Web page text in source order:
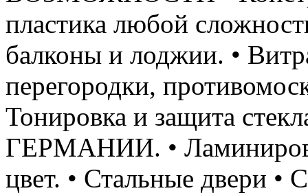
пластика любой
балконы и лоджии. •
перегородки,
Тонировка и защита
ГЕРМАНИИ. •
цвет. • Стальные двери